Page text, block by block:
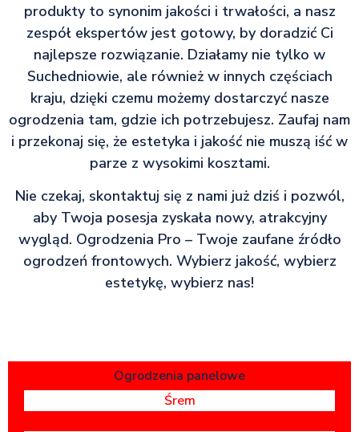
produkty to synonim jakości i trwałości, a nasz
zespół ekspertów jest gotowy, by doradzić Ci
najlepsze rozwiązanie. Działamy nie tylko w
Suchedniowie, ale również w innych częściach
kraju, dzięki czemu możemy dostarczyć nasze
ogrodzenia tam, gdzie ich potrzebujesz. Zaufaj nam
i przekonaj się, że estetyka i jakość nie muszą iść w
parze z wysokimi kosztami.
Nie czekaj, skontaktuj się z nami już dziś i pozwól,
aby Twoja posesja zyskała nowy, atrakcyjny
wygląd. Ogrodzenia Pro – Twoje zaufane źródło
ogrodzeń frontowych. Wybierz jakość, wybierz
estetykę, wybierz nas!
Ogrodzenia panelowe
Śrem